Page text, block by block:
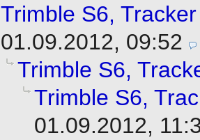
Trimble S6, Tracker
01.09.2012, 09:52
Trimble S6,
Trimble S6,
01.09.2012,